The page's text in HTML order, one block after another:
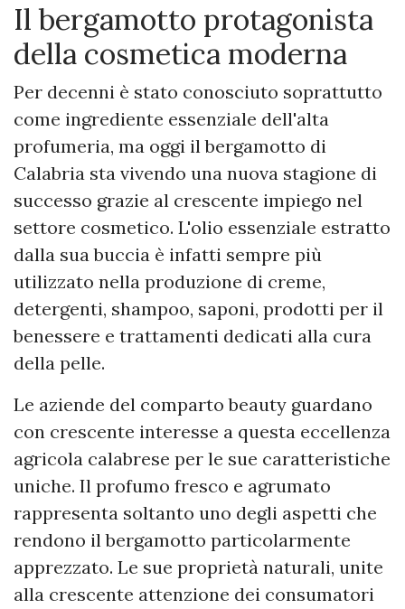
Il bergamotto protagonista
della cosmetica moderna
Per decenni è stato conosciuto soprattutto
come ingrediente essenziale dell'alta
profumeria, ma oggi il bergamotto di
Calabria sta vivendo una nuova stagione di
successo grazie al crescente impiego nel
settore cosmetico. L'olio essenziale estratto
dalla sua buccia è infatti sempre più
utilizzato nella produzione di creme,
detergenti, shampoo, saponi, prodotti per il
benessere e trattamenti dedicati alla cura
della pelle.
Le aziende del comparto beauty guardano
con crescente interesse a questa eccellenza
agricola calabrese per le sue caratteristiche
uniche. Il profumo fresco e agrumato
rappresenta soltanto uno degli aspetti che
rendono il bergamotto particolarmente
apprezzato. Le sue proprietà naturali, unite
alla crescente attenzione dei consumatori